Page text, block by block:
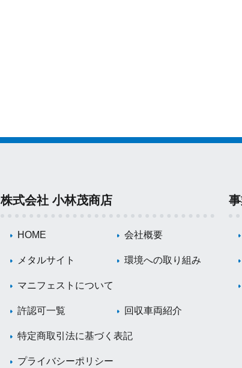
株式会社 小林茂商店
HOME 会社概要
メタルサイト 環境への取り組み
マニフェストについて
許認可一覧 回収車両紹介
特定商取引法に基づく表記
プライバシーポリシー